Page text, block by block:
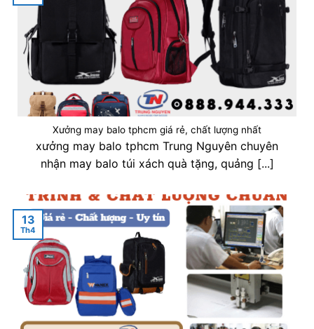
Xưởng may balo tphcm giá rẻ, chất lượng nhất
xưởng may balo tphcm Trung Nguyên chuyên
nhận may balo túi xách quà tặng, quảng [...]
13
Th4